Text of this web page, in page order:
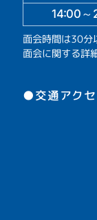
14:00～
面会時間は30分
面会に関する詳
●交通アク